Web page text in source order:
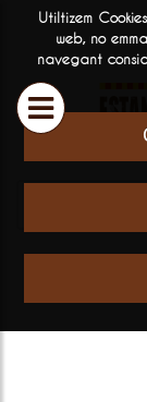
Utiltizem
web, no
navegant

Historia i
Qui som